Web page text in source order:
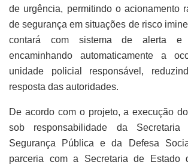
de urgência, permitindo o acionamento
de segurança em situações de risco
contará com sistema de alerta e
encaminhando automaticamente a
unidade policial responsável,
resposta das autoridades.
De acordo com o projeto, a execução
sob responsabilidade da
Segurança Pública e da Defesa
parceria com a Secretaria de Estado